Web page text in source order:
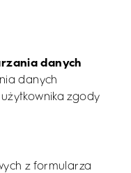
danych
danych
zgody
z formularza